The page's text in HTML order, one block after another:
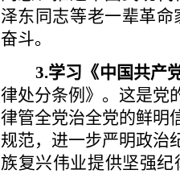
泽东同志等老一辈革
奋斗。
3.学习《中国共产
律处分条例》。这是党
律管全党治全党的鲜明
规范，进一步严明政治
族复兴伟业提供坚强